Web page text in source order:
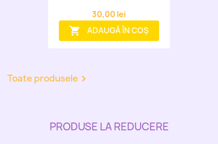
30,00 lei
shopping_cart ADAUGĂ ÎN COȘ
Toate produsele 
PRODUSE LA REDUCERE